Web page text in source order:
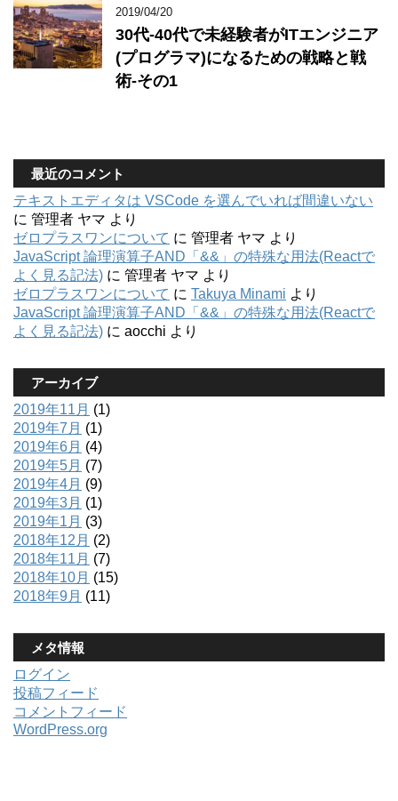
2019/04/20
30代-40代で未経験者がITエンジニア
(プログラマ)になるための戦略と戦
術-その1
最近のコメント
テキストエディタは VSCode を選んでいれば間違いない
に 管理者 ヤマ より
ゼロプラスワンについて に 管理者 ヤマ より
JavaScript 論理演算子AND「&&」の特殊な用法(Reactで
よく見る記法) に 管理者 ヤマ より
ゼロプラスワンについて に Takuya Minami より
JavaScript 論理演算子AND「&&」の特殊な用法(Reactで
よく見る記法) に aocchi より
アーカイブ
2019年11月 (1)
2019年7月 (1)
2019年6月 (4)
2019年5月 (7)
2019年4月 (9)
2019年3月 (1)
2019年1月 (3)
2018年12月 (2)
2018年11月 (7)
2018年10月 (15)
2018年9月 (11)
メタ情報
ログイン
投稿フィード
コメントフィード
WordPress.org